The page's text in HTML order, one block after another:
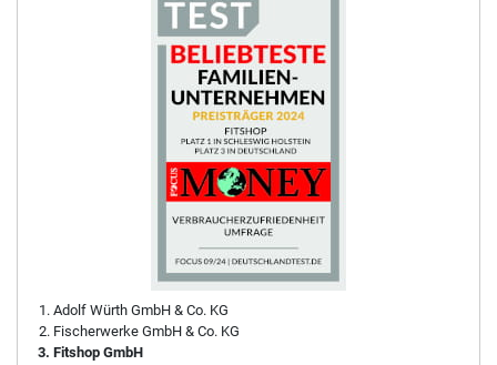
Adolf Würth GmbH & Co. KG
Fischerwerke GmbH & Co. KG
Fitshop GmbH